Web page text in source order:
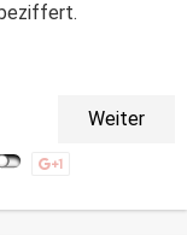
Weiter